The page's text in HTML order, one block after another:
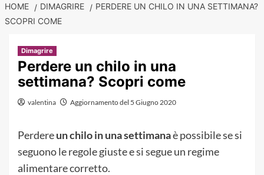
HOME DIMAGRIRE
PERDERE UN CHILO IN UNA SETTIMANA?
SCOPRI COME
Dimagrire
Perdere un chilo in una
settimana? Scopri come
valentina Aggiornamento del 5 Giugno 2020
Perdereun chilo in una settimanaè possibile se si
seguono le regole giuste e si segue un regime
alimentare corretto.